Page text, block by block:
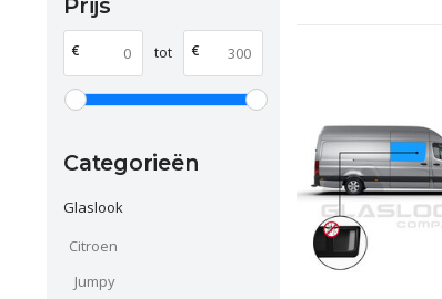
Prijs
€ tot €
Categorieën
Glaslook
Citroen
Jumpy